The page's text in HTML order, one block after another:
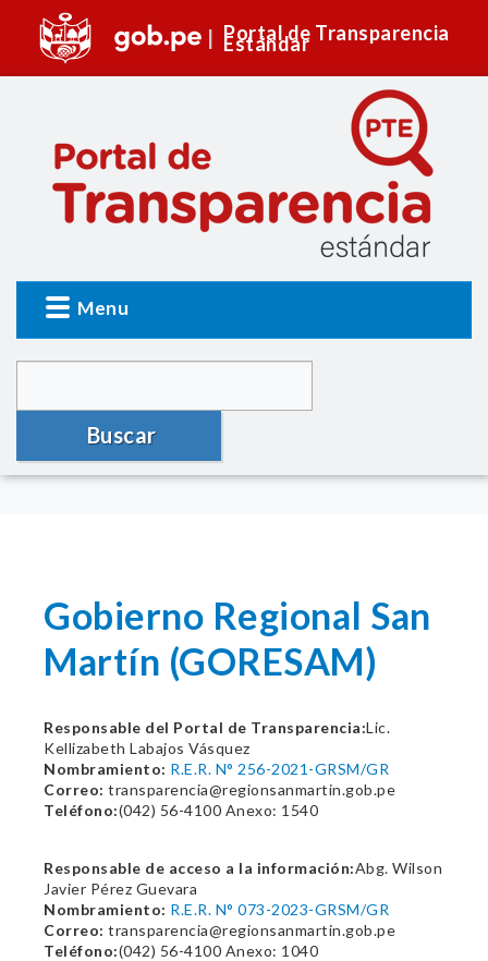
Portal de Transparencia
Estándar
Menu
Buscar
Gobierno Regional San
Martín (GORESAM)
Responsable del Portal de Transparencia:Lic.
Kellizabeth Labajos Vásquez
Nombramiento: R.E.R. N° 256-2021-GRSM/GR
Correo: transparencia@regionsanmartin.gob.pe
Teléfono:(042) 56-4100 Anexo: 1540
Responsable de acceso a la información:Abg. Wilson
Javier Pérez Guevara
Nombramiento: R.E.R. N° 073-2023-GRSM/GR
Correo: transparencia@regionsanmartin.gob.pe
Teléfono:(042) 56-4100 Anexo: 1040